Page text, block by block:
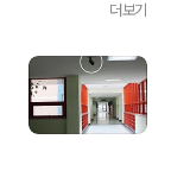
더보기